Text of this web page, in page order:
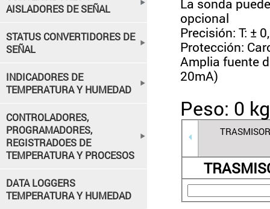
La sonda
opcional
Precisión: T: ±
Protección:
Amplia fuente
20mA)
Peso: 0 kg
AISLADORES DE SEÑAL
STATUS CONVERTIDORES DE
SEÑAL
INDICADORES DE
TEMPERATURA Y HUMEDAD
CONTROLADORES,
PROGRAMADORES,
REGISTRADOES DE
TEMPERATURA Y PROCESOS
DATA LOGGERS
TEMPERATURA Y HUMEDAD